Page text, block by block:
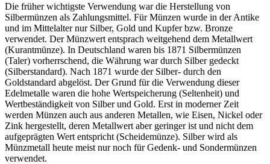
Die früher wichtigste Verwendung war die Herstellung von
Silbermünzen als Zahlungsmittel. Für Münzen wurde in der Antike
und im Mittelalter nur Silber, Gold und Kupfer bzw. Bronze
verwendet. Der Münzwert entsprach weitgehend dem Metallwert
(Kurantmünze). In Deutschland waren bis 1871 Silbermünzen
(Taler) vorherrschend, die Währung war durch Silber gedeckt
(Silberstandard). Nach 1871 wurde der Silber- durch den
Goldstandard abgelöst. Der Grund für die Verwendung dieser
Edelmetalle waren die hohe Wertspeicherung (Seltenheit) und
Wertbeständigkeit von Silber und Gold. Erst in moderner Zeit
werden Münzen auch aus anderen Metallen, wie Eisen, Nickel oder
Zink hergestellt, deren Metallwert aber geringer ist und nicht dem
aufgeprägten Wert entspricht (Scheidemünze). Silber wird als
Münzmetall heute meist nur noch für Gedenk- und Sondermünzen
verwendet.